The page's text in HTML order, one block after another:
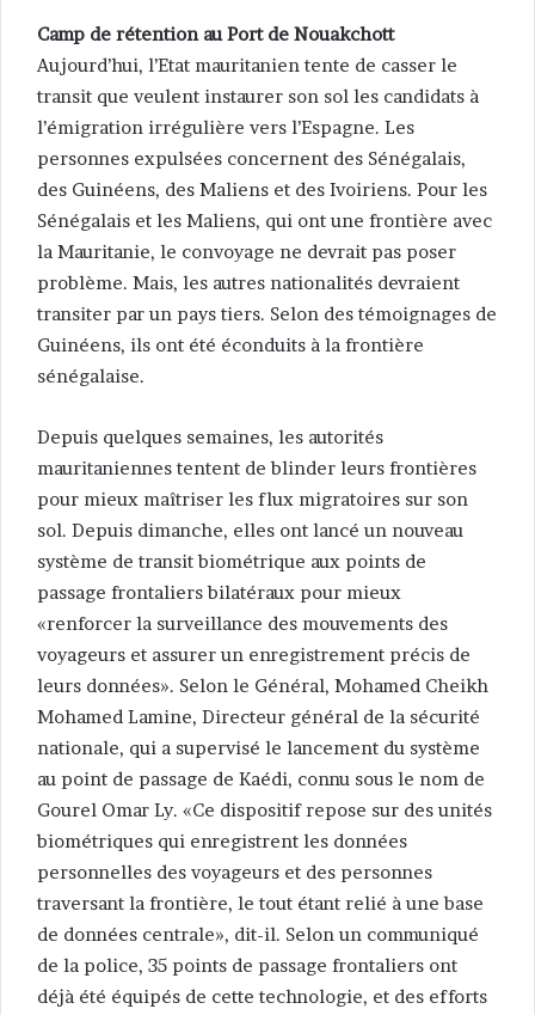
Camp de rétention au Port de Nouakchott
Aujourd’hui, l’Etat mauritanien tente de casser le
transit que veulent instaurer son sol les candidats à
l’émigration irrégulière vers l’Espagne. Les
personnes expulsées concernent des Sénégalais,
des Guinéens, des Maliens et des Ivoiriens. Pour les
Sénégalais et les Maliens, qui ont une frontière avec
la Mauritanie, le convoyage ne devrait pas poser
problème. Mais, les autres nationalités devraient
transiter par un pays tiers. Selon des témoignages de
Guinéens, ils ont été éconduits à la frontière
sénégalaise.
Depuis quelques semaines, les autorités
mauritaniennes tentent de blinder leurs frontières
pour mieux maîtriser les flux migratoires sur son
sol. Depuis dimanche, elles ont lancé un nouveau
système de transit biométrique aux points de
passage frontaliers bilatéraux pour mieux
«renforcer la surveillance des mouvements des
voyageurs et assurer un enregistrement précis de
leurs données». Selon le Général, Mohamed Cheikh
Mohamed Lamine, Directeur général de la sécurité
nationale, qui a supervisé le lancement du système
au point de passage de Kaédi, connu sous le nom de
Gourel Omar Ly. «Ce dispositif repose sur des unités
biométriques qui enregistrent les données
personnelles des voyageurs et des personnes
traversant la frontière, le tout étant relié à une base
de données centrale», dit-il. Selon un communiqué
de la police, 35 points de passage frontaliers ont
déjà été équipés de cette technologie, et des efforts